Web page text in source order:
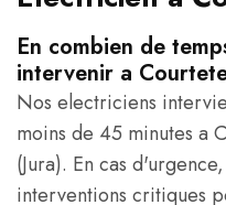
En combien de
intervenir a
Nos electriciens
moins de 45 minutes a
(Jura). En cas
interventions critiques